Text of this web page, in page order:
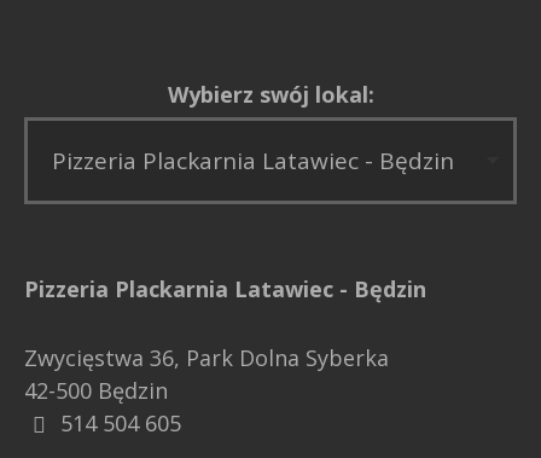
Wybierz swój lokal:
Pizzeria Plackarnia Latawiec - Będzin
Zwycięstwa 36, Park Dolna Syberka
42-500 Będzin
514 504 605